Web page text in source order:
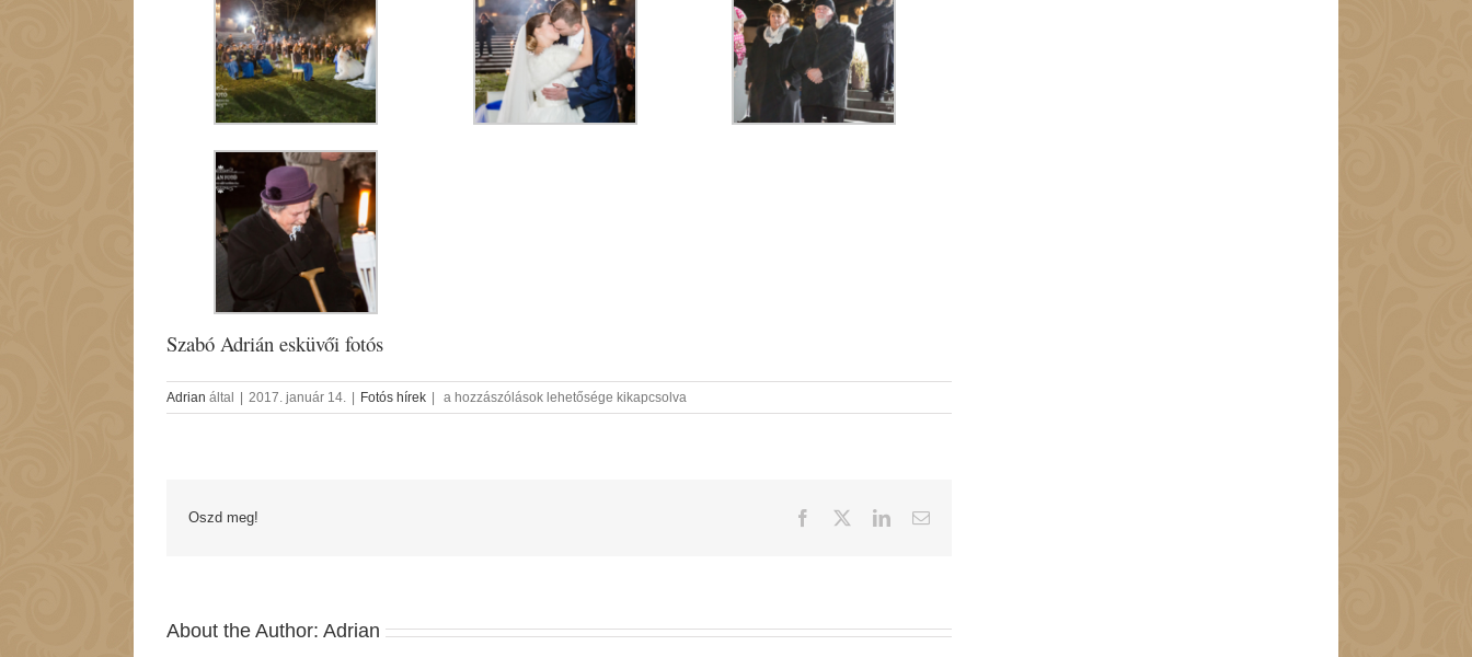
Szabó Adrián esküvői fotós
Adrian által 2017. január 14. Fotós hírek
Téli
Esküvő
a hozzászólások lehetősége kikapcsolva
Oszd meg! Facebook LinkedInEmail:
About the Author: Adrian